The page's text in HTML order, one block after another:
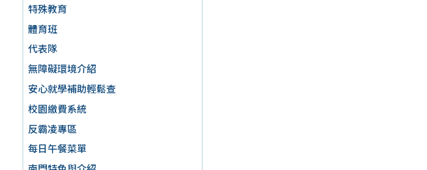
特殊教育
體育班
代表隊
無障礙環境介紹
安心就學補助輕鬆查
校園繳費系統
反霸凌專區
每日午餐菜單